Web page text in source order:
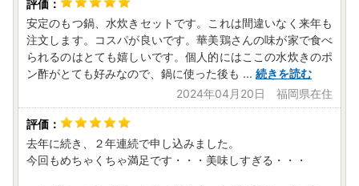
------------------------------------------------
【詐欺サイトにご注意ください】
ふるさと納税の画像や返礼品名を不正にコピーした悪質なサ
イトが確認されています。
怪しいと感じた場合は、お申込みされる前に糸島市までご確
認いただく等、悪質な詐欺には十分ご注意ください。
糸島市でのふるさと納税寄附申し込みサイトにつきまして
は、公式HPにてご確認ください。
【ヤマト運輸・転送サービスの有料化について】
安定のもつ鍋、水炊きセットです。これは間違いなく来年も
注文します。コスパが良いです。華美鶏さんの味が家で食べ
られるのはとても嬉しいです。個人的にはここの水炊きのポ
ン酢がとても好みなので、鍋に使った後も ... 続きを読む
2024年04月20日 福岡県在住
去年に続き、２年連続で申し込みました。
今回もめちゃくちゃ満足です・・・美味しすぎる・・・